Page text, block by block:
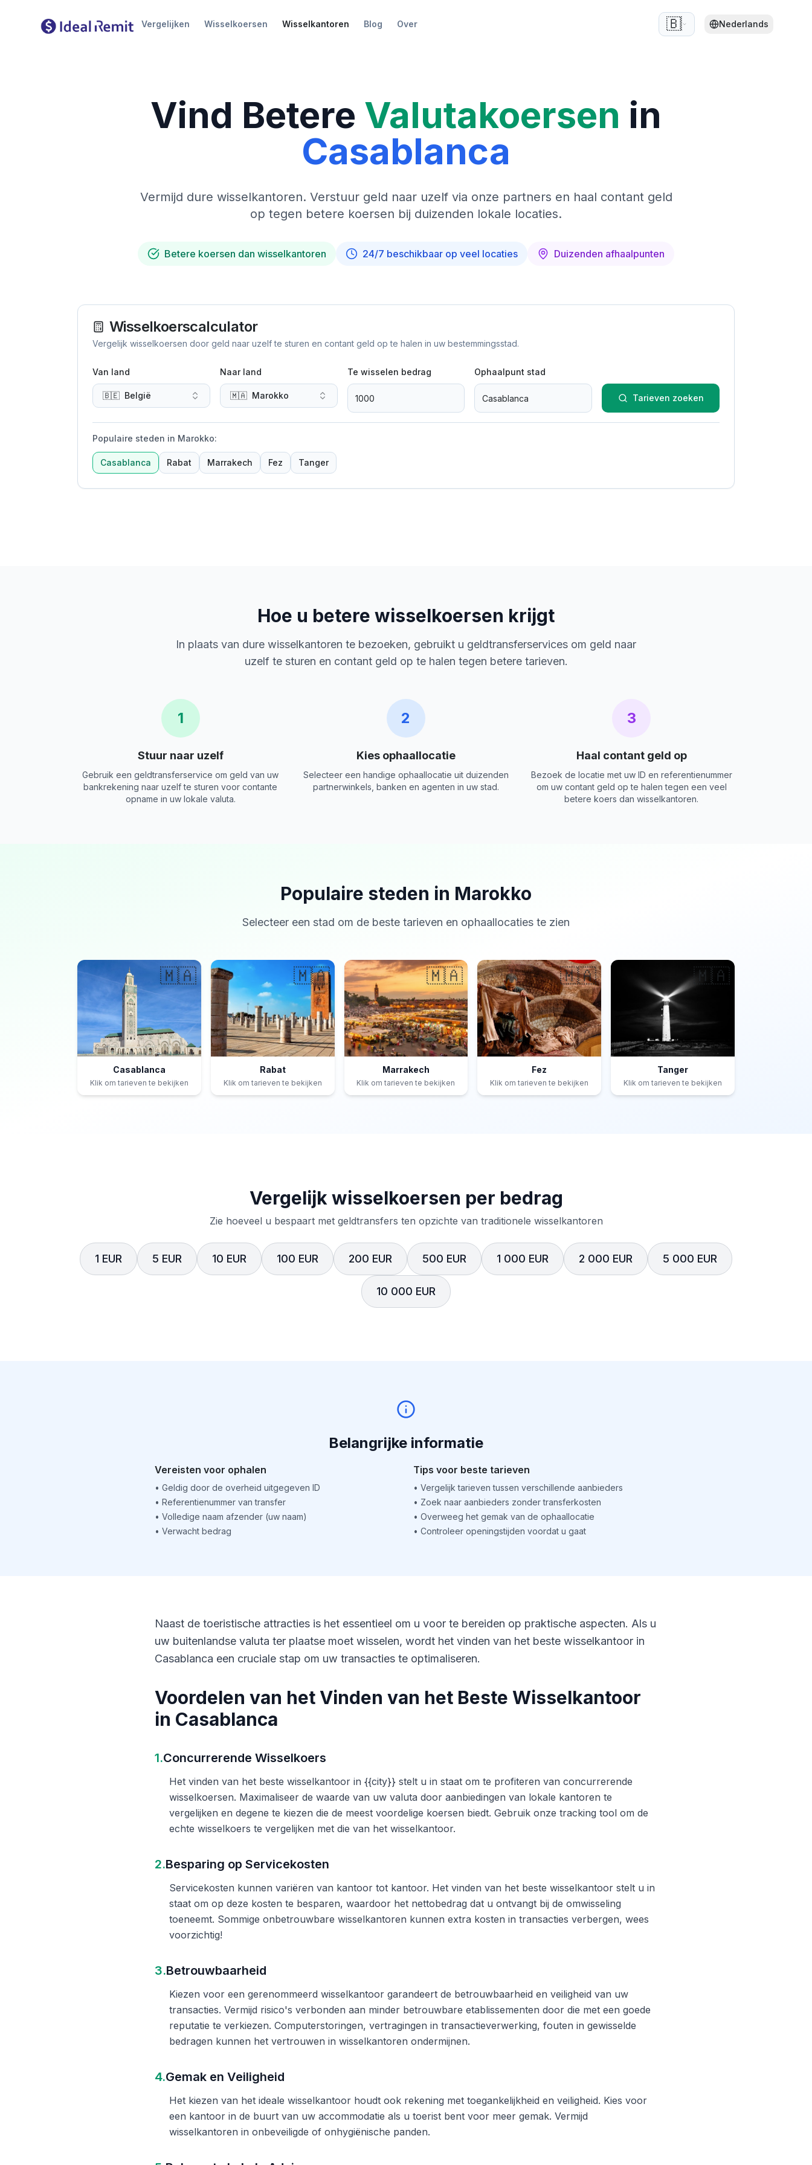
Vergelijken Wisselkoersen Wisselkantoren Blog Over 🇧🇪 Nederlands
Vind Betere Valutakoersen in
Casablanca
Vermijd dure wisselkantoren. Verstuur geld naar uzelf via onze partners en haal contant geld
op tegen betere koersen bij duizenden lokale locaties.
Betere koersen dan wisselkantoren 24/7 beschikbaar op veel locaties Duizenden afhaalpunten
Wisselkoerscalculator
Vergelijk wisselkoersen door geld naar uzelf te sturen en contant geld op te halen in uw bestemmingsstad.
Van land
🇧🇪 België
Naar land
🇲🇦 Marokko
Te wisselen bedrag Ophaalpunt stad
Tarieven zoeken
Populaire steden in Marokko:
Casablanca Rabat Marrakech Fez Tanger
Hoe u betere wisselkoersen krijgt
In plaats van dure wisselkantoren te bezoeken, gebruikt u geldtransferservices om geld naar
uzelf te sturen en contant geld op te halen tegen betere tarieven.
1
Stuur naar uzelf
Gebruik een geldtransferservice om geld van uw
bankrekening naar uzelf te sturen voor contante
opname in uw lokale valuta.
2
Kies ophaallocatie
Selecteer een handige ophaallocatie uit duizenden
partnerwinkels, banken en agenten in uw stad.
3
Haal contant geld op
Bezoek de locatie met uw ID en referentienummer
om uw contant geld op te halen tegen een veel
betere koers dan wisselkantoren.
Populaire steden in Marokko
Selecteer een stad om de beste tarieven en ophaallocaties te zien
🇲🇦
Casablanca
Klik om tarieven te bekijken
🇲🇦
Rabat
Klik om tarieven te bekijken
🇲🇦
Marrakech
Klik om tarieven te bekijken
🇲🇦
Fez
Klik om tarieven te bekijken
🇲🇦
Tanger
Klik om tarieven te bekijken
Vergelijk wisselkoersen per bedrag
Zie hoeveel u bespaart met geldtransfers ten opzichte van traditionele wisselkantoren
1 EUR 5 EUR 10 EUR 100 EUR 200 EUR 500 EUR 1 000 EUR 2 000 EUR 5 000 EUR
10 000 EUR
Belangrijke informatie
Vereisten voor ophalen
• Geldig door de overheid uitgegeven ID
• Referentienummer van transfer
• Volledige naam afzender (uw naam)
• Verwacht bedrag
Tips voor beste tarieven
• Vergelijk tarieven tussen verschillende aanbieders
• Zoek naar aanbieders zonder transferkosten
• Overweeg het gemak van de ophaallocatie
• Controleer openingstijden voordat u gaat
Naast de toeristische attracties is het essentieel om u voor te bereiden op praktische aspecten. Als u
uw buitenlandse valuta ter plaatse moet wisselen, wordt het vinden van het beste wisselkantoor in
Casablanca een cruciale stap om uw transacties te optimaliseren.
Voordelen van het Vinden van het Beste Wisselkantoor
in Casablanca
1.Concurrerende Wisselkoers
Het vinden van het beste wisselkantoor in {{city}} stelt u in staat om te profiteren van concurrerende
wisselkoersen. Maximaliseer de waarde van uw valuta door aanbiedingen van lokale kantoren te
vergelijken en degene te kiezen die de meest voordelige koersen biedt. Gebruik onze tracking tool om de
echte wisselkoers te vergelijken met die van het wisselkantoor.
2.Besparing op Servicekosten
Servicekosten kunnen variëren van kantoor tot kantoor. Het vinden van het beste wisselkantoor stelt u in
staat om op deze kosten te besparen, waardoor het nettobedrag dat u ontvangt bij de omwisseling
toeneemt. Sommige onbetrouwbare wisselkantoren kunnen extra kosten in transacties verbergen, wees
voorzichtig!
3.Betrouwbaarheid
Kiezen voor een gerenommeerd wisselkantoor garandeert de betrouwbaarheid en veiligheid van uw
transacties. Vermijd risico's verbonden aan minder betrouwbare etablissementen door die met een goede
reputatie te verkiezen. Computerstoringen, vertragingen in transactieverwerking, fouten in gewisselde
bedragen kunnen het vertrouwen in wisselkantoren ondermijnen.
4.Gemak en Veiligheid
Het kiezen van het ideale wisselkantoor houdt ook rekening met toegankelijkheid en veiligheid. Kies voor
een kantoor in de buurt van uw accommodatie als u toerist bent voor meer gemak. Vermijd
wisselkantoren in onbeveiligde of onhygiënische panden.